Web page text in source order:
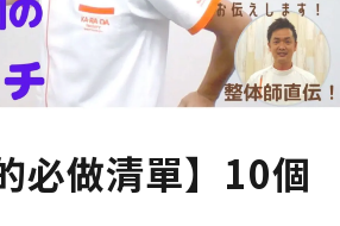
必做清單】10個